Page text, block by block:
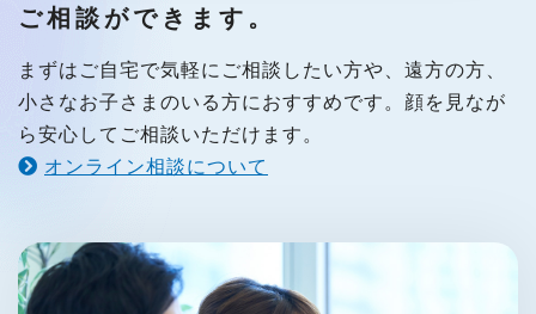
ご相談ができます。
まずはご自宅で気軽にご相談したい方や、遠方の方、
小さなお子さまのいる方におすすめです。顔を見なが
ら安心してご相談いただけます。
オンライン相談について